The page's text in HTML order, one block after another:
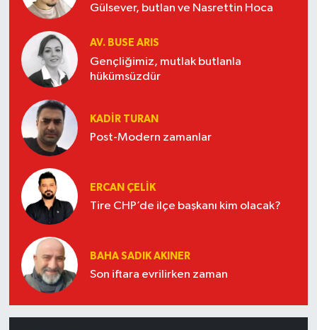
Gülsever, butlan ve Nasrettin Hoca
AV. BUSE ARIS
Gençliğimiz, mutlak butlanla
hükümsüzdür
KADIR TURAN
Post-Modern zamanlar
ERCAN ÇELIK
Tire CHP’de ilçe başkanı kim olacak?
BAHA SADIK AKINER
Son iftara evrilirken zaman